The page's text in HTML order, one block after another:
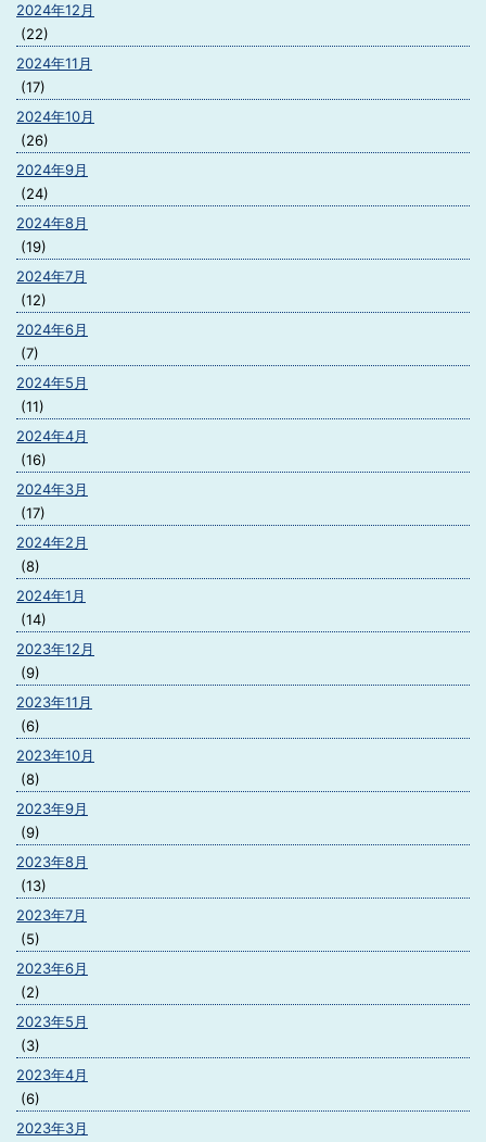
2024年12月
(22)
2024年11月
(17)
2024年10月
(26)
2024年9月
(24)
2024年8月
(19)
2024年7月
(12)
2024年6月
(7)
2024年5月
(11)
2024年4月
(16)
2024年3月
(17)
2024年2月
(8)
2024年1月
(14)
2023年12月
(9)
2023年11月
(6)
2023年10月
(8)
2023年9月
(9)
2023年8月
(13)
2023年7月
(5)
2023年6月
(2)
2023年5月
(3)
2023年4月
(6)
2023年3月